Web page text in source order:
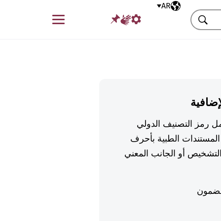
اللغة المختارةAR
قائمة
بحث
رمز التصنيف الدولي
الطبية بأحرف
أو الجانب المعني